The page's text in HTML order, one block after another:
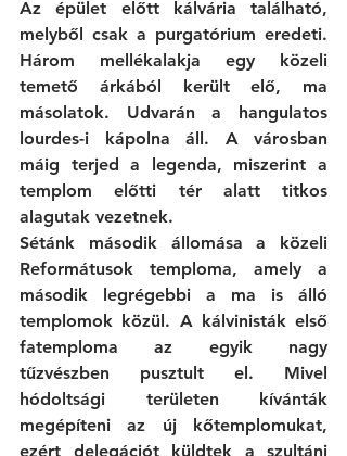
Az épület előtt kálvária található,
melyből csak a purgatórium eredeti.
Három mellékalakja egy közeli
temető árkából került elő, ma
másolatok. Udvarán a hangulatos
lourdes-i kápolna áll. A városban
máig terjed a legenda, miszerint a
templom előtti tér alatt titkos
alagutak vezetnek.
Sétánk második állomása a közeli
Reformátusok temploma, amely a
második legrégebbi a ma is álló
templomok közül. A kálvinisták első
fatemploma az egyik nagy
tűzvészben pusztult el. Mivel
hódoltsági területen kívánták
megépíteni az új kőtemplomukat,
ezért delegációt küldtek a szultáni